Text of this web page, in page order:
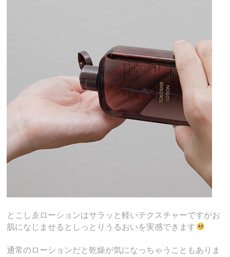
とこしゑローションはサラッと軽いテクスチャーですがお
肌になじませるとしっとりうるおいを実感できます
通常のローションだと乾燥が気になっちゃうこともありま